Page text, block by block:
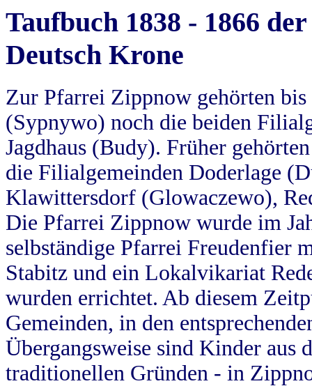
Taufbuch 1838 - 1866
Deutsch Krone
Zur Pfarrei Zippnow gehörten
(Sypnywo) noch die beiden
Jagdhaus (Budy). Früher
die Filialgemeinden Doderlage
Klawittersdorf (Glowaczewo),
Die Pfarrei Zippnow wurde im
selbständige Pfarrei Freudenfier
Stabitz und ein Lokalvikariat
wurden errichtet. Ab diesem
Gemeinden, in den
Übergangsweise sind Kinder aus
traditionellen Gründen - in